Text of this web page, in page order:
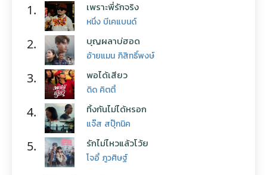
1. เพราะพี่รักจริง
หนึ่ง บีเคแบนด์
2. บุญผลาบ่ฮอด
อ้ายแมน ภิสิทธิ์พงษ์
3. พอได้เสียว
ดิด คิตตี้
4. ทิ้งกันไม่ได้หรอก
แจ๊ส สปุ๊กนิค
5. รักไม่ไหวแล้วโว้ย
โจอี้ ภูวศิษฐ์